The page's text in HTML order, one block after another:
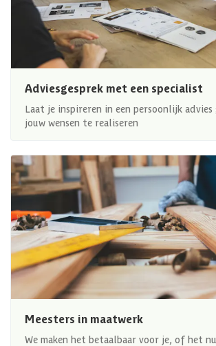
Adviesgesprek met een specialist
Laat je inspireren in een persoonlijk advies
jouw wensen te realiseren
Meesters in maatwerk
We maken het betaalbaar voor je, of het